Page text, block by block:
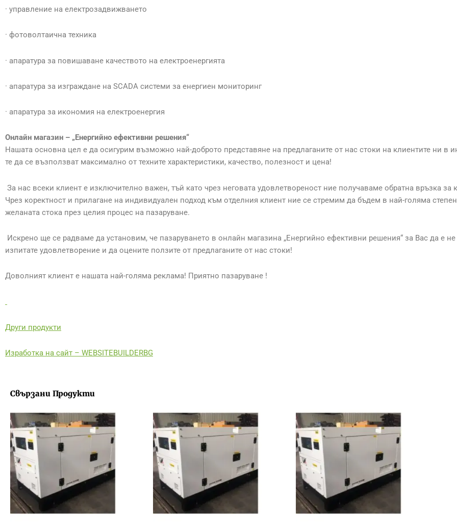
· управление на електрозадвижването
· фотоволтаична техника
· апаратура за повишаване качеството на електроенергията
· апаратура за изграждане на SCADA системи за енергиен мониторинг
· апаратура за икономия на електроенергия
Онлайн магазин – „Енергийно ефективни решения“
Нашата основна цел е да осигурим възможно най-доброто представяне на предлаганите от нас стоки на клиентите ни в
те да се възползват максимално от техните характеристики, качество, полезност и цена!
За нас всеки клиент е изключително важен, тъй като чрез неговата удовлетвореност ние получаваме обратна връзка за
Чрез коректност и прилагане на индивидуален подход към отделния клиент ние се стремим да бъдем в най-голяма
желаната стока през целия процес на пазаруване.
Искрено ще се радваме да установим, че пазаруването в онлайн магазина „Енергийно ефективни решения“ за Вас да е
изпитате удовлетворение и да оцените ползите от предлаганите от нас стоки!
Доволният клиент е нашата най-голяма реклама! Приятно пазаруване !
Други продукти
Изработка на сайт – WEBSITEBUILDERBG
Свързани Продукти